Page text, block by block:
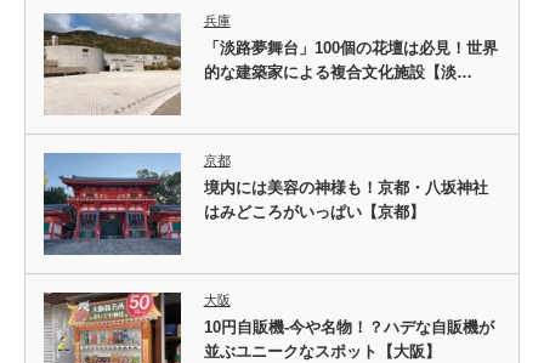
兵庫
「淡路夢舞台」100個の花壇は必見！世界
的な建築家による複合文化施設【淡…
京都
境内には美容の神様も！京都・八坂神社
はみどころがいっぱい【京都】
大阪
10円自販機-今や名物！？ハデな自販機が
並ぶユニークなスポット【大阪】